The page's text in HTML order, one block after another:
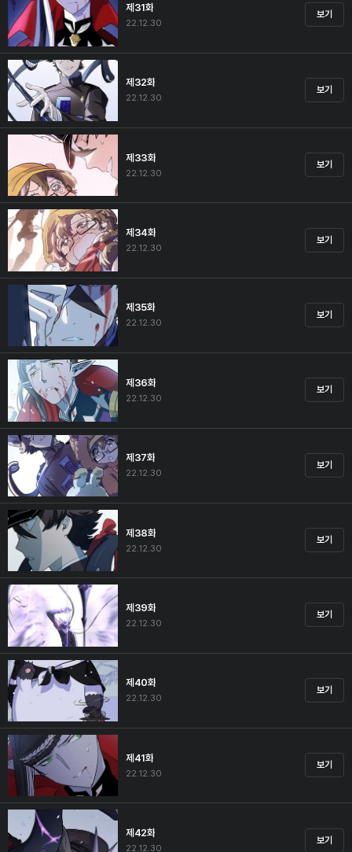
제31화
22.12.30
보기
제32화
22.12.30
보기
제33화
22.12.30
보기
제34화
22.12.30
보기
제35화
22.12.30
보기
제36화
22.12.30
보기
제37화
22.12.30
보기
제38화
22.12.30
보기
제39화
22.12.30
보기
제40화
22.12.30
보기
제41화
22.12.30
보기
제42화
22.12.30
보기